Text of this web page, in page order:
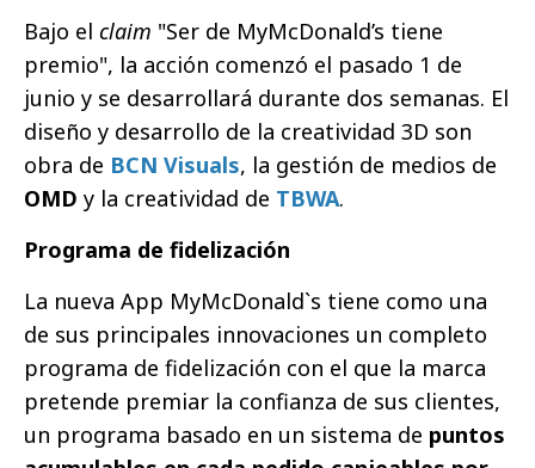
Bajo el claim "Ser de MyMcDonald’s tiene
premio", la acción comenzó el pasado 1 de
junio y se desarrollará durante dos semanas. El
diseño y desarrollo de la creatividad 3D son
obra de BCN Visuals, la gestión de medios de
OMD y la creatividad de TBWA.
Programa de fidelización
La nueva App MyMcDonald`s tiene como una
de sus principales innovaciones un completo
programa de fidelización con el que la marca
pretende premiar la confianza de sus clientes,
un programa basado en un sistema de puntos